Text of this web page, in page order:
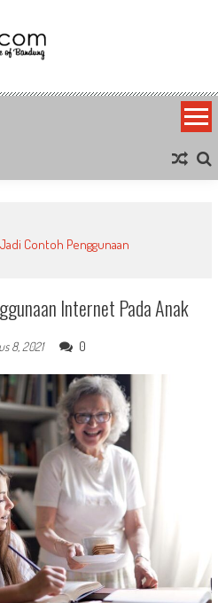
Contoh Penggunaan
Internet Pada Anak
8, 2021 0